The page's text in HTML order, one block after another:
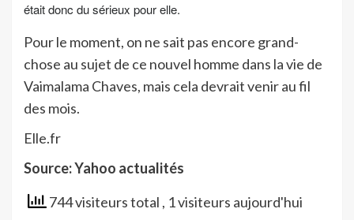
était donc du sérieux pour elle.
Pour le moment, on ne sait pas encore grand-
chose au sujet de ce nouvel homme dans la vie de
Vaimalama Chaves, mais cela devrait venir au fil
des mois.
Elle.fr
Source: Yahoo actualités
744 visiteurs total , 1 visiteurs aujourd'hui